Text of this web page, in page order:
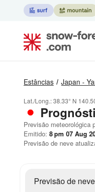
Estâncias Japan -
Lat./Long.:38.33° N
Previsão meteorológica
Emitido: 8 pm 07 Aug
Previsão de neve
Previsão de neve